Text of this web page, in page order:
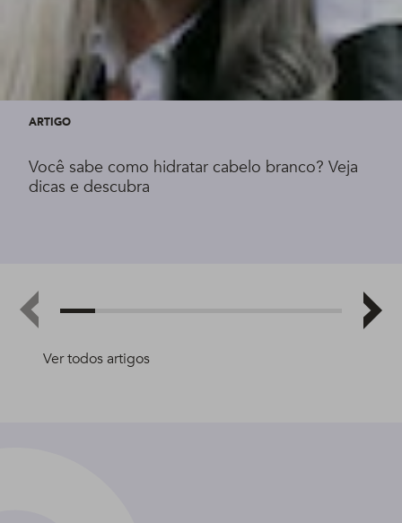
Ver todos artigos
ARTIGO
Você sabe como hidratar cabelo branco? Veja
dicas e descubra